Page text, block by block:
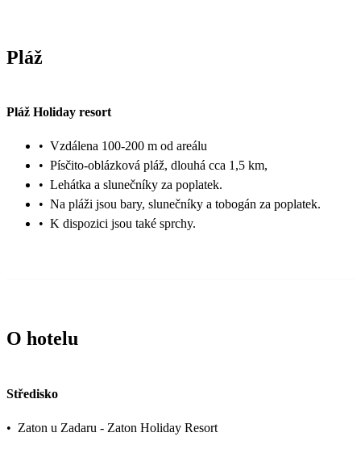
Pláž
Pláž Holiday resort
• Vzdálena 100-200 m od areálu
• Písčito-oblázková pláž, dlouhá cca 1,5 km,
• Lehátka a slunečníky za poplatek.
• Na pláži jsou bary, slunečníky a tobogán za poplatek.
• K dispozici jsou také sprchy.
O hotelu
Středisko
• Zaton u Zadaru - Zaton Holiday Resort